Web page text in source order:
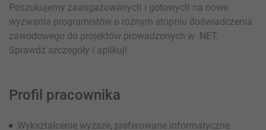
Poszukujemy zaangażowanych i gotowych na nowe
wyzwania programistów o różnym stopniu doświadczenia
zawodowego do projektów prowadzonych w .NET.
Sprawdź szczegóły i aplikuj!
Profil pracownika
Wykształcenie wyższe, preferowane informatyczne